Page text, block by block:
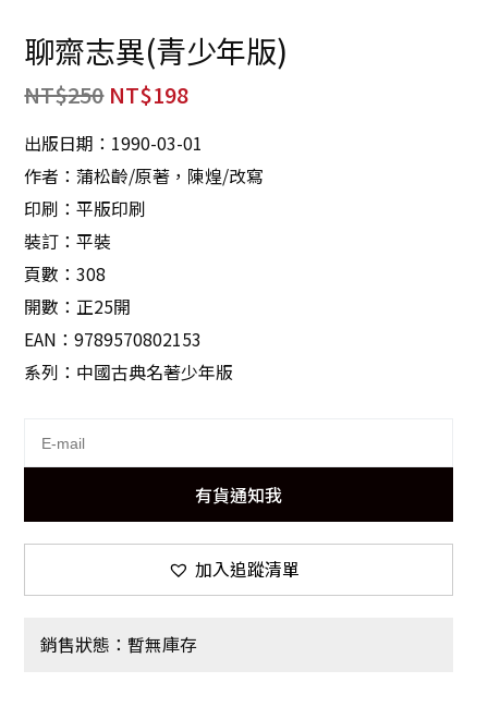
聊齋志異(青少年版)
NT$250 NT$198
出版日期：1990-03-01
作者：蒲松齡/原著，陳煌/改寫
印刷：平版印刷
裝訂：平裝
頁數：308
開數：正25開
EAN：9789570802153
系列：中國古典名著少年版
有貨通知我
加入追蹤清單
銷售狀態：暫無庫存